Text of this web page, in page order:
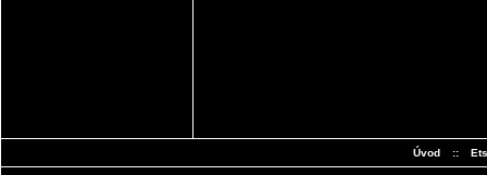
Úvod ::